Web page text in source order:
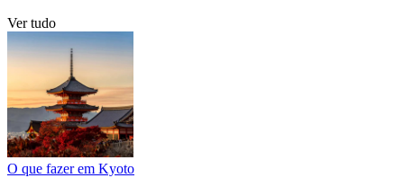
Ver tudo
O que fazer em Kyoto